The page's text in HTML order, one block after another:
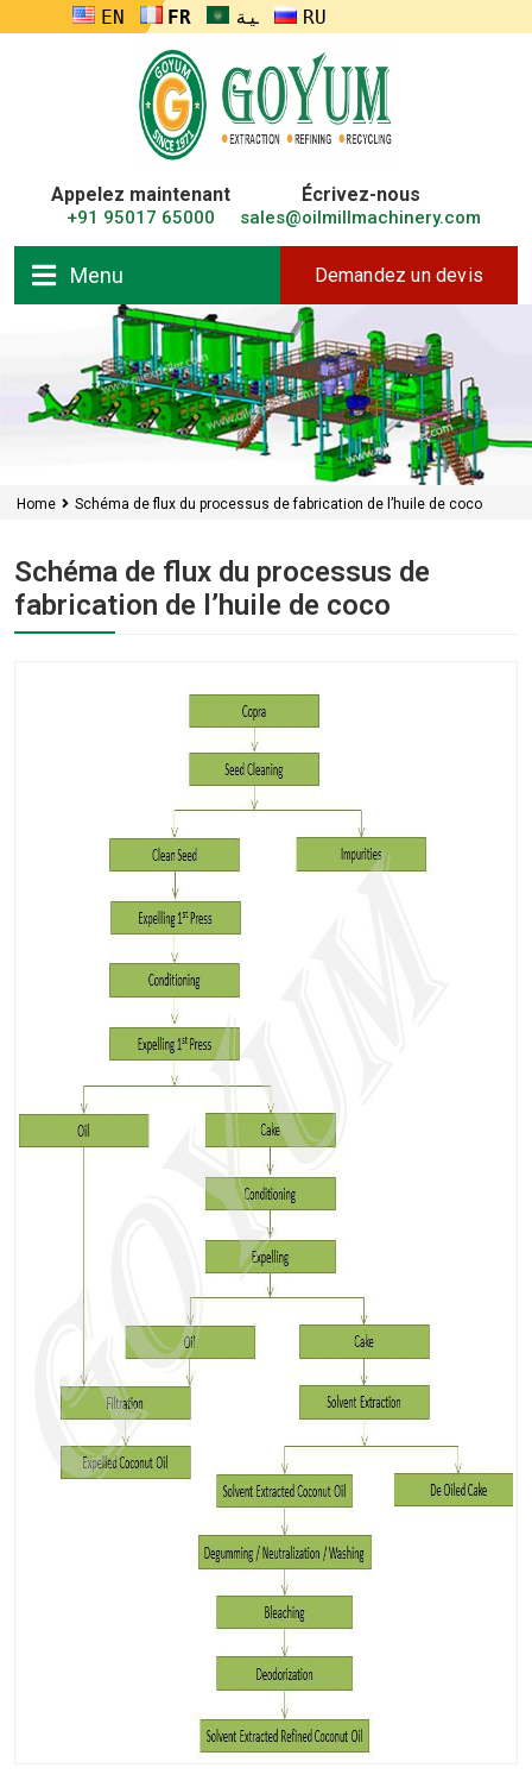
ENGLISHFRANÇAISالعربيةRUSSIA
Appelez maintenant
+91 95017 65000
Écrivez-nous
sales@oilmillmachinery.com
Menu Demandez un devis
Home Schéma de flux du processus de fabrication de l’huile de coco
Schéma de flux du processus de
fabrication de l’huile de coco